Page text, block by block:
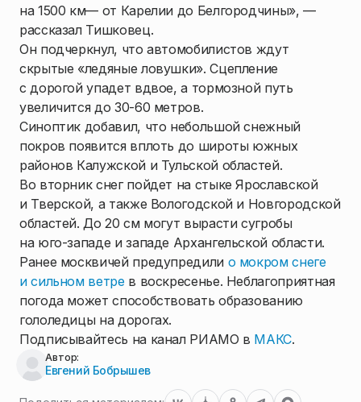
на 1500 км— от Карелии до Белгородчины», —
рассказал Тишковец.
Он подчеркнул, что автомобилистов ждут
скрытые «ледяные ловушки». Сцепление
с дорогой упадет вдвое, а тормозной путь
увеличится до 30-60 метров.
Синоптик добавил, что небольшой снежный
покров появится вплоть до широты южных
районов Калужской и Тульской областей.
Во вторник снег пойдет на стыке Ярославской
и Тверской, а также Вологодской и Новгородской
областей. До 20 см могут вырасти сугробы
на юго-западе и западе Архангельской области.
Ранее москвичей предупредили о мокром снеге
и сильном ветрев воскресенье. Неблагоприятная
погода может способствовать образованию
гололедицы на дорогах.
Подписывайтесь на канал РИАМО в МАКС.
Автор:
Евгений Бобрышев